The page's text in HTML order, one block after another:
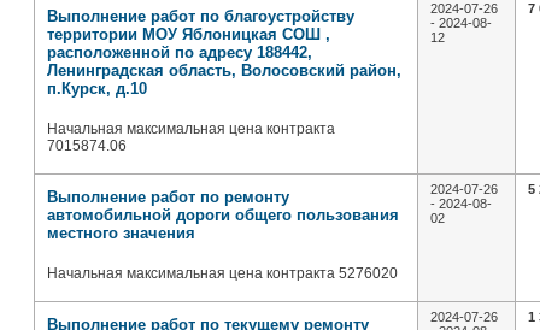
Выполнение работ по благоустройству
территории МОУ Яблоницкая СОШ ,
расположенной по адресу 188442,
Ленинградская область, Волосовский район,
п.Курск, д.10
Начальная максимальная цена контракта
7015874.06
2024-07-26
- 2024-08-
12
7
Выполнение работ по ремонту
автомобильной дороги общего пользования
местного значения
Начальная максимальная цена контракта 5276020
2024-07-26
- 2024-08-
02
5
Выполнение работ по текущему ремонту
2024-07-26
1